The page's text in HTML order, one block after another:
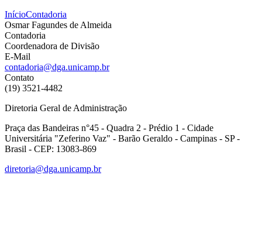
InícioContadoria
Osmar Fagundes de Almeida
Contadoria
Coordenadora de Divisão
E-Mail
contadoria@dga.unicamp.br
Contato
(19) 3521-4482
Diretoria Geral de Administração
Praça das Bandeiras n°45 - Quadra 2 - Prédio 1 - Cidade
Universitária "Zeferino Vaz" - Barão Geraldo - Campinas - SP -
Brasil - CEP: 13083-869
diretoria@dga.unicamp.br